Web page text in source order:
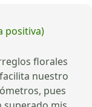
positiva)
florales
nuestro
pues